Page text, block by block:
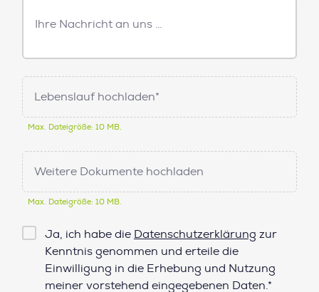
Freitext
Nachricht
Lebenslauf hochladen*
Max. Dateigröße: 10 MB.
Weitere Dokumente hochladen
Max. Dateigröße: 10 MB.
Checkbox
Datenschutz*
Ja, ich habe die Datenschutzerklärung zur
Kenntnis genommen und erteile die
Einwilligung in die Erhebung und Nutzung
meiner vorstehend eingegebenen Daten.*